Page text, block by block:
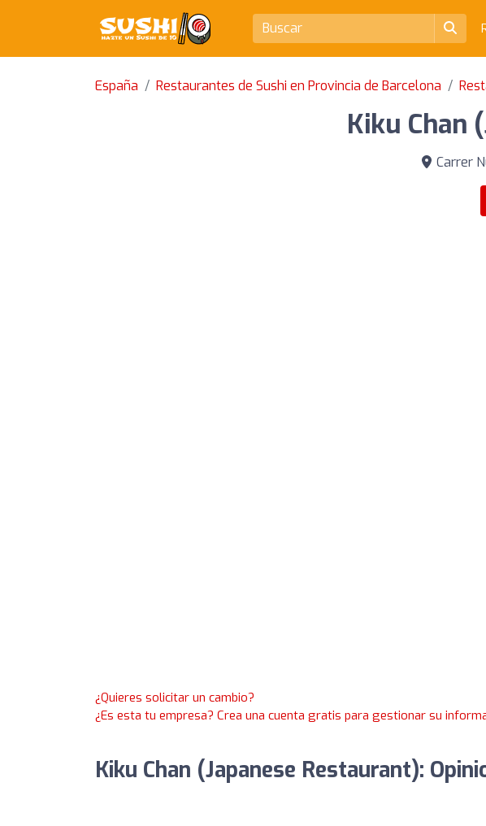
España Restaurantes de Sushi en Provincia de Barcelona
Kiku Chan
Carrer
¿Quieres solicitar un cambio?
¿Es esta tu empresa? Crea una cuenta gratis para gestionar su
Kiku Chan (Japanese Restaurant):